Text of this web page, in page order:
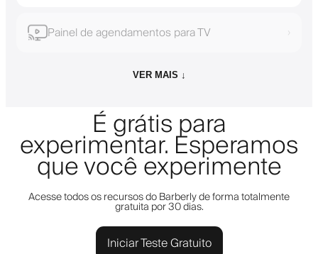
Painel de agendamentos para TV ›
VER MAIS ↓
É grátis para
experimentar. Esperamos
que você experimente
Acesse todos os recursos do Barberly de forma totalmente
gratuita por 30 dias.
Iniciar Teste Gratuito